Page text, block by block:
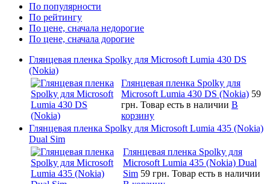
По популярности
По рейтингу
По цене, сначала недорогие
По цене, сначала дорогие
Глянцевая пленка Spolky для Microsoft Lumia 430 DS
(Nokia)
Глянцевая пленка Spolky для
Microsoft Lumia 430 DS (Nokia) 59
грн. Товар есть в наличии В
корзину
Глянцевая пленка Spolky для Microsoft Lumia 435 (Nokia)
Dual Sim
Глянцевая пленка Spolky для
Microsoft Lumia 435 (Nokia) Dual
Sim 59 грн. Товар есть в наличии